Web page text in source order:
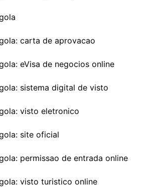
carta de aprovacao
eVisa de negocios online
sistema digital de visto
visto eletronico
site oficial
permissao de entrada online
visto turistico online